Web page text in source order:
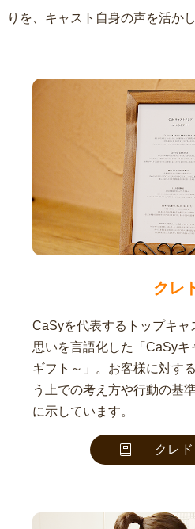
りを、キャスト自身の声を活か
クレ
CaSyを代表するトップキ
思いを言語化した「CaSy
ギフト～」。お客様に対す
う上での考え方や行動の基
に示しています。
クレ